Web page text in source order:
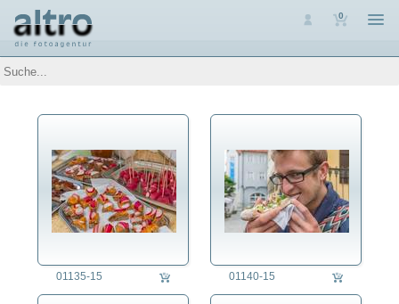
0
Auswahl
Themen
Architektur
Assoziative Themen
Brauchtum
Denkmalpflege
Ernährung
01135-15 01140-15